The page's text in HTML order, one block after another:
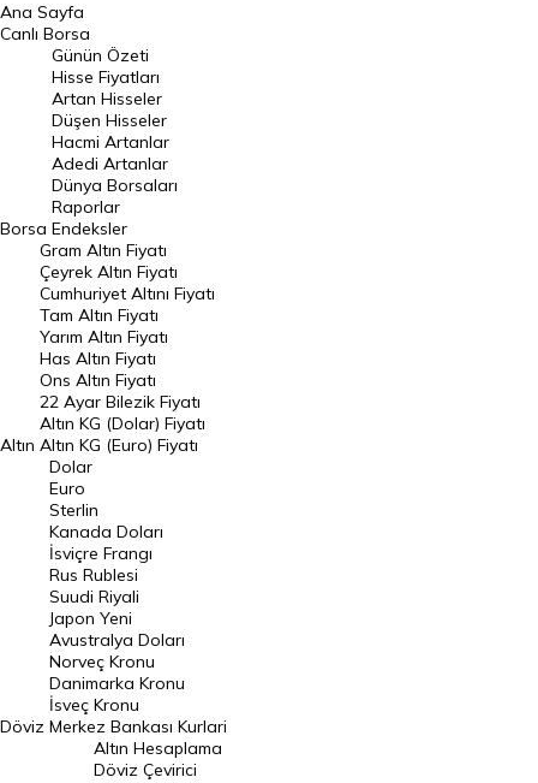
BIST 100 Hisseleri
En Çok Artan Hisseler
En Çok Düşen Hisseler
Hacmi Artanlar
Geçmiş Kapanışlar
Dünya Borsaları
Raporlar
Endeksler
DÖVİZ
Döviz Kuru
Dolar Kuru
Euro Kuru
Pound Kuru
Frank Kuru
Riyal Kuru
Avustralya Doları
Danimarka Kronu Kuru
Kanada Doları Kuru
Norveç Kronu Kuru
İsveç Kronu Kuru
Ana Sayfa
Canlı Borsa
Borsa
Günün Özeti
Hisse Fiyatları
Artan Hisseler
Düşen Hisseler
Hacmi Artanlar
Adedi Artanlar
Dünya Borsaları
Raporlar
Endeksler
Altın
Gram Altın Fiyatı
Çeyrek Altın Fiyatı
Cumhuriyet Altını Fiyatı
Tam Altın Fiyatı
Yarım Altın Fiyatı
Has Altın Fiyatı
Ons Altın Fiyatı
22 Ayar Bilezik Fiyatı
Altın KG (Dolar) Fiyatı
Altın KG (Euro) Fiyatı
Döviz
Dolar
Euro
Sterlin
Kanada Doları
İsviçre Frangı
Rus Rublesi
Suudi Riyali
Japon Yeni
Avustralya Doları
Norveç Kronu
Danimarka Kronu
İsveç Kronu
Merkez Bankası Kurlari
Altın Hesaplama
Döviz Çevirici